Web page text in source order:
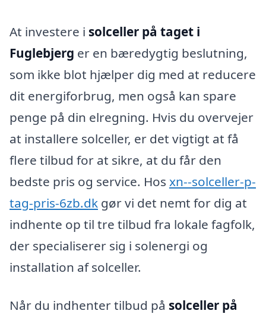
At investere i solceller på taget i
Fuglebjerg er en bæredygtig beslutning,
som ikke blot hjælper dig med at reducere
dit energiforbrug, men også kan spare
penge på din elregning. Hvis du overvejer
at installere solceller, er det vigtigt at få
flere tilbud for at sikre, at du får den
bedste pris og service. Hos xn--solceller-p-
tag-pris-6zb.dk gør vi det nemt for dig at
indhente op til tre tilbud fra lokale fagfolk,
der specialiserer sig i solenergi og
installation af solceller.
Når du indhenter tilbud på solceller på